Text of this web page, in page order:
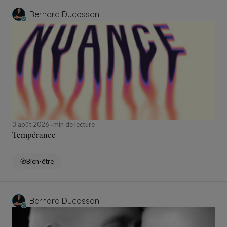
Bernard Ducosson
3 août 2026 min de lecture
Tempérance
Bien-être
Bernard Ducosson